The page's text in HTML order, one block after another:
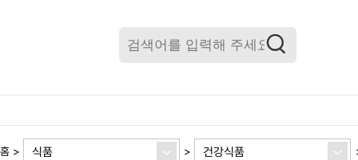
홈 > 식품 > 건강식품